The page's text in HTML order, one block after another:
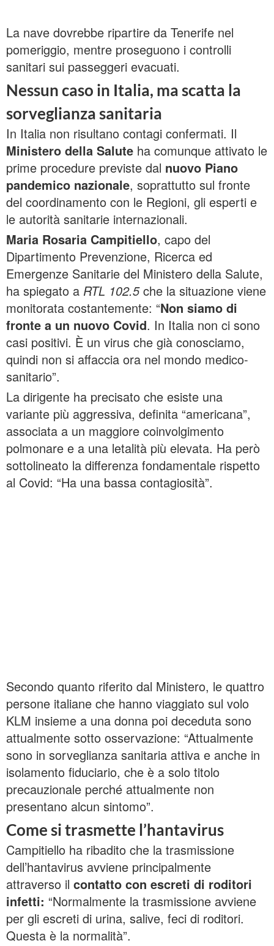
La nave dovrebbe ripartire da Tenerife nel
pomeriggio, mentre proseguono i controlli
sanitari sui passeggeri evacuati.
Nessun caso in Italia, ma scatta la
sorveglianza sanitaria
In Italia non risultano contagi confermati. Il
Ministero della Salute ha comunque attivato le
prime procedure previste dal nuovo Piano
pandemico nazionale, soprattutto sul fronte
del coordinamento con le Regioni, gli esperti e
le autorità sanitarie internazionali.
Maria Rosaria Campitiello, capo del
Dipartimento Prevenzione, Ricerca ed
Emergenze Sanitarie del Ministero della Salute,
ha spiegato a RTL 102.5che la situazione viene
monitorata costantemente: “Non siamo di
fronte a un nuovo Covid. In Italia non ci sono
casi positivi. È un virus che già conosciamo,
quindi non si affaccia ora nel mondo medico-
sanitario”.
La dirigente ha precisato che esiste una
variante più aggressiva, definita “americana”,
associata a un maggiore coinvolgimento
polmonare e a una letalità più elevata. Ha però
sottolineato la differenza fondamentale rispetto
al Covid: “Ha una bassa contagiosità”.
Secondo quanto riferito dal Ministero, le quattro
persone italiane che hanno viaggiato sul volo
KLM insieme a una donna poi deceduta sono
attualmente sotto osservazione: “Attualmente
sono in sorveglianza sanitaria attiva e anche in
isolamento fiduciario, che è a solo titolo
precauzionale perché attualmente non
presentano alcun sintomo”.
Come si trasmette l’hantavirus
Campitiello ha ribadito che la trasmissione
dell’hantavirus avviene principalmente
attraverso il contatto con escreti di roditori
infetti: “Normalmente la trasmissione avviene
per gli escreti di urina, salive, feci di roditori.
Questa è la normalità”.